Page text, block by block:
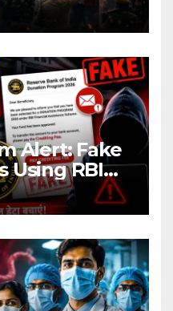
Alert: Fake
Using RBI
Users